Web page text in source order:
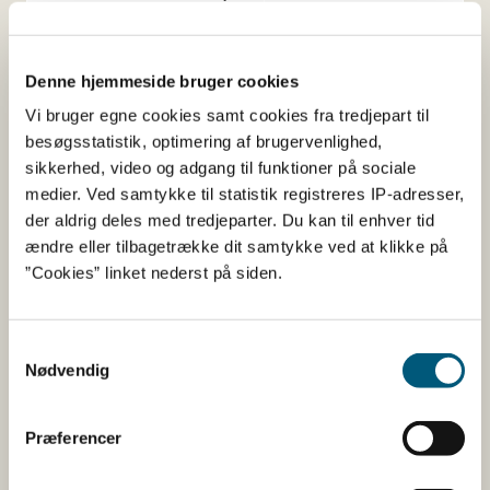
Denne hjemmeside bruger cookies
Vi bruger egne cookies samt cookies fra tredjepart til
besøgsstatistik, optimering af brugervenlighed,
sikkerhed, video og adgang til funktioner på sociale
medier. Ved samtykke til statistik registreres IP-adresser,
der aldrig deles med tredjeparter. Du kan til enhver tid
ændre eller tilbagetrække dit samtykke ved at klikke på
”Cookies” linket nederst på siden.
Nødvendig
Præferencer
Her kan du finde detaljerede
oplysninger om det kosttilskud,
du har søgt på
Informationerne er angivet af den virksomhed, der har
indeholder, og i hvilke mængder:
Andre stoffer end vitaminer og